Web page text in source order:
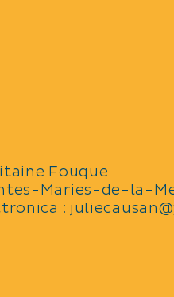
Fouque
Maries-de-la-
: